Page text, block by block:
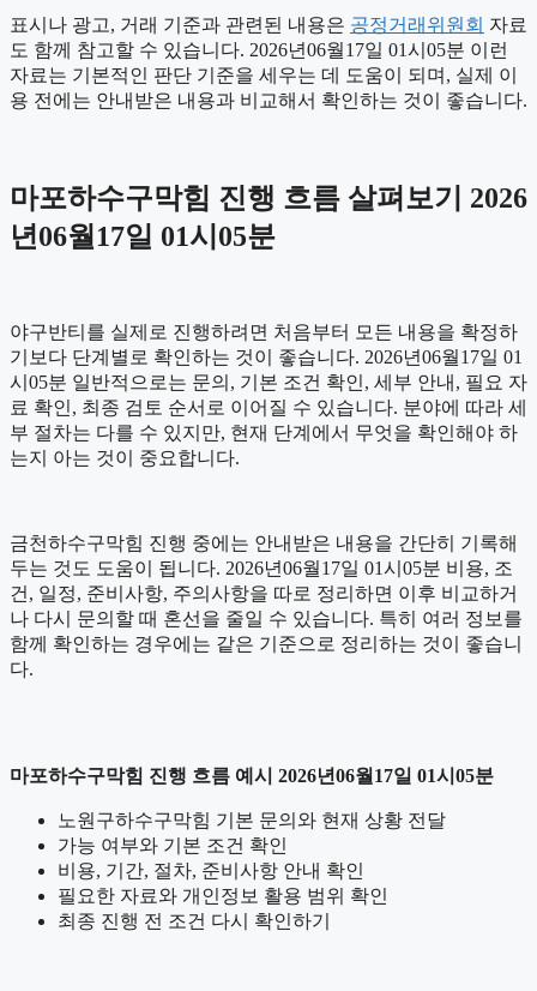
표시나 광고, 거래 기준과 관련된 내용은 공정거래위원회 자료
도 함께 참고할 수 있습니다. 2026년06월17일 01시05분 이런
자료는 기본적인 판단 기준을 세우는 데 도움이 되며, 실제 이
용 전에는 안내받은 내용과 비교해서 확인하는 것이 좋습니다.
마포하수구막힘 진행 흐름 살펴보기 2026
년06월17일 01시05분
야구반티를 실제로 진행하려면 처음부터 모든 내용을 확정하
기보다 단계별로 확인하는 것이 좋습니다. 2026년06월17일 01
시05분 일반적으로는 문의, 기본 조건 확인, 세부 안내, 필요 자
료 확인, 최종 검토 순서로 이어질 수 있습니다. 분야에 따라 세
부 절차는 다를 수 있지만, 현재 단계에서 무엇을 확인해야 하
는지 아는 것이 중요합니다.
금천하수구막힘 진행 중에는 안내받은 내용을 간단히 기록해
두는 것도 도움이 됩니다. 2026년06월17일 01시05분 비용, 조
건, 일정, 준비사항, 주의사항을 따로 정리하면 이후 비교하거
나 다시 문의할 때 혼선을 줄일 수 있습니다. 특히 여러 정보를
함께 확인하는 경우에는 같은 기준으로 정리하는 것이 좋습니
다.
마포하수구막힘 진행 흐름 예시 2026년06월17일 01시05분
노원구하수구막힘 기본 문의와 현재 상황 전달
가능 여부와 기본 조건 확인
비용, 기간, 절차, 준비사항 안내 확인
필요한 자료와 개인정보 활용 범위 확인
최종 진행 전 조건 다시 확인하기